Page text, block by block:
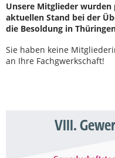
Unsere Mitglieder
aktuellen Stand bei der
die Besoldung in
Sie haben keine
an Ihre Fachgwerkschaft!
VIII.